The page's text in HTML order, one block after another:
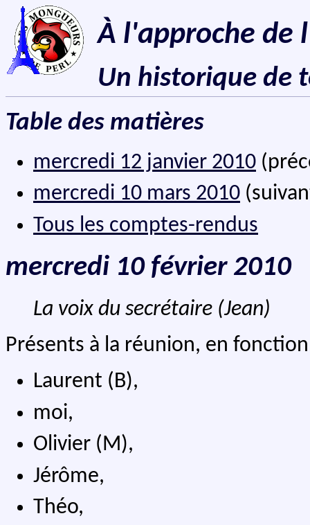
À l'approche de
Un historique de
Table des matières
mercredi 12 janvier 2010
mercredi 10 mars 2010
Tous les comptes-rendus
mercredi 10 février 2010
La voix du secrétaire (Jean)
Présents à la réunion, en
Laurent (B),
moi,
Olivier (M),
Jérôme,
Théo,